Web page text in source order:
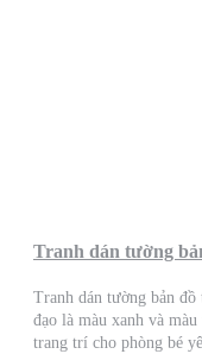
Tranh dán tường
Tranh dán tường bản
đạo là màu xanh và
trang trí cho phòng bé